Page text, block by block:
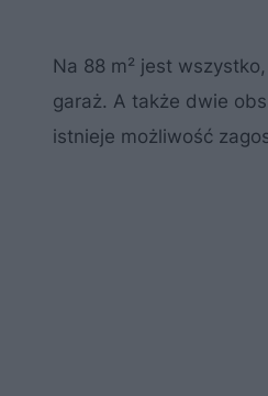
Na 88 m² jest
garaż. A także dwie
istnieje możliwość